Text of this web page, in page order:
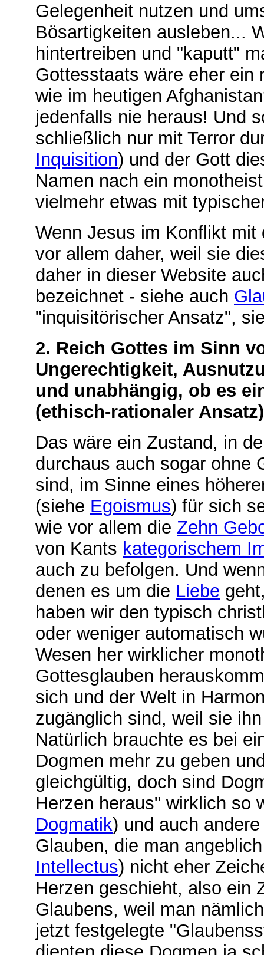
Gelegenheit nutzen und
Bösartigkeiten ausleben...
hintertreiben und "kaputt"
Gottesstaats wäre eher ein
wie im heutigen
jedenfalls nie heraus! Und
schließlich nur mit Terror
Inquisition) und der Gott
Namen nach ein
vielmehr etwas mit
Wenn Jesus im Konflikt
vor allem daher, weil sie
daher in dieser Website
bezeichnet - siehe auch
"inquisitörischer Ansatz",
2. Reich Gottes im Sinn
Ungerechtigkeit,
und unabhängig, ob es
(ethisch-rationaler Ansatz)
Das wäre ein Zustand, in
durchaus auch sogar ohne
sind, im Sinne eines
(siehe Egoismus) für sich
wie vor allem die Zehn
von Kants kategorischem
auch zu befolgen. Und
denen es um die Liebe
haben wir den typisch
oder weniger automatisch
Wesen her wirklicher
Gottesglauben
sich und der Welt in
zugänglich sind, weil sie
Natürlich brauchte es bei
Dogmen mehr zu geben
gleichgültig, doch sind
Herzen heraus" wirklich so
Dogmatik) und auch
Glauben, die man
Intellectus) nicht eher
Herzen geschieht, also ein
Glaubens, weil man
jetzt festgelegte